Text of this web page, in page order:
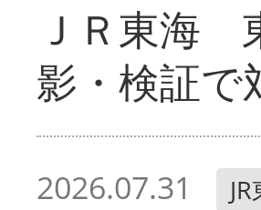
ＪＲ東海
影・検証
2026.07.31